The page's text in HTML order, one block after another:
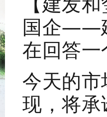
国企——
在回答
今天的
现，将